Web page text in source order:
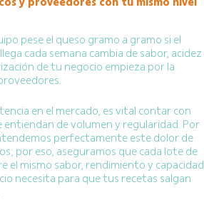
pese el queso gramo a gramo si el
cada semana cambia de sabor, acidez
de tu negocio empieza por la
en el mercado, es vital contar con
entiendan de volumen y regularidad. Por
perfectamente este dolor de
por eso, aseguramos que cada lote de
el mismo sabor, rendimiento y capacidad
necesita para que tus recetas salgan